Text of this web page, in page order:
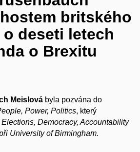
britského
deseti letech
o Brexitu
Meislová byla pozvána do
Power, Politics, který
Elections, Democracy, Accountability
University of Birmingham.